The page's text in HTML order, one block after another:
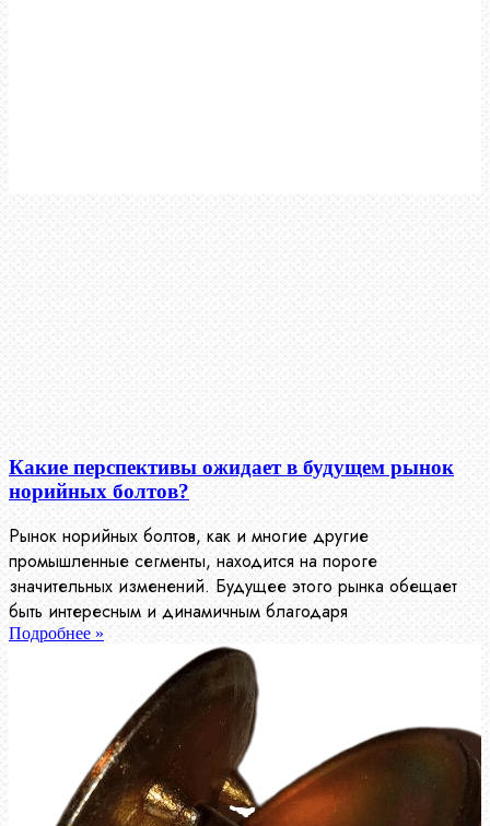
Какие перспективы ожидает в будущем рынок
норийных болтов?
Рынок норийных болтов, как и многие другие
промышленные сегменты, находится на пороге
значительных изменений. Будущее этого рынка обещает
быть интересным и динамичным благодаря
Подробнее »